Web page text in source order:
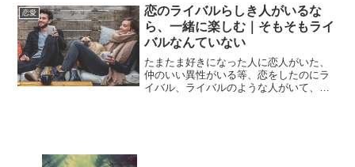
る事もあります。恋人に振られた、会社
をクビになったなどの出来...
恋愛
恋のライバルらしき人がいるな
ら、一緒に楽しむ｜そもそもライ
バルなんていない
たまたま好きになった人に恋人がいた、
仲のいい異性がいる等、恋をしたのにラ
イバル、ライバルのような人がいて、心